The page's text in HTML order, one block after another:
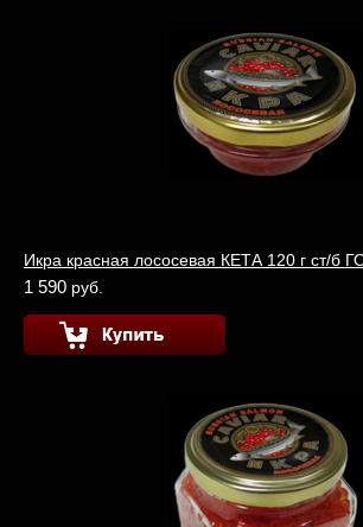
Икра красная лососевая КЕТА 120 г ст/б
1 590 руб.